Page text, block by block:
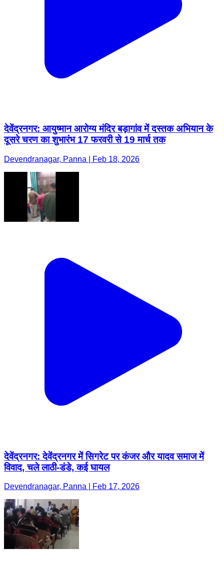
देवेंद्रनगर: आयुष्मान आरोग्य मंदिर बड़ागांव में दस्तक अभियान के
दूसरे चरण का शुभारंभ 17 फरवरी से 19 मार्च तक
Devendranagar, Panna | Feb 18, 2026
देवेंद्रनगर: देवेंद्रनगर में सिगरेट पर कंजर और यादव समाज में
विवाद, चले लाठी-डंडे, कई घायल
Devendranagar, Panna | Feb 17, 2026